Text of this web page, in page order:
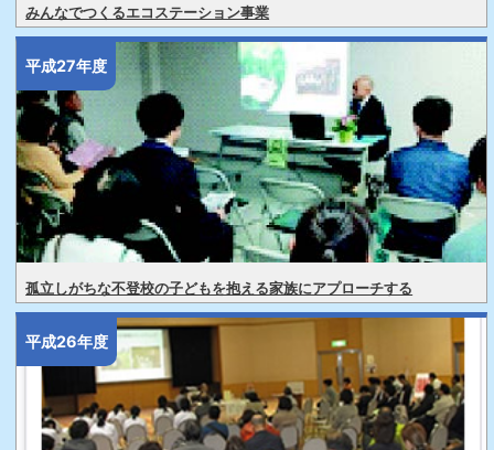
みんなでつくるエコステーション事業
平成27年度
孤立しがちな不登校の子どもを抱える家族にアプローチする
平成26年度